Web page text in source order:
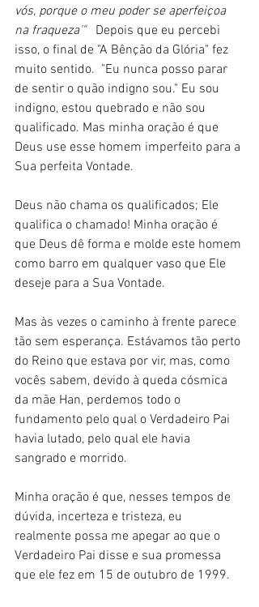
vós, porque o meu poder se aperfeiçoa
na fraqueza'" Depois que eu percebi
isso, o final de "A Bênção da Glória" fez
muito sentido.  "Eu nunca posso parar
de sentir o quão indigno sou." Eu sou
indigno, estou quebrado e não sou
qualificado. Mas minha oração é que
Deus use esse homem imperfeito para a
Sua perfeita Vontade.
Deus não chama os qualificados; Ele
qualifica o chamado! Minha oração é
que Deus dê forma e molde este homem
como barro em qualquer vaso que Ele
deseje para a Sua Vontade.
Mas às vezes o caminho à frente parece
tão sem esperança. Estávamos tão perto
do Reino que estava por vir, mas, como
vocês sabem, devido à queda cósmica
da mãe Han, perdemos todo o
fundamento pelo qual o Verdadeiro Pai
havia lutado, pelo qual ele havia
sangrado e morrido.
Minha oração é que, nesses tempos de
dúvida, incerteza e tristeza, eu
realmente possa me apegar ao que o
Verdadeiro Pai disse e sua promessa
que ele fez em 15 de outubro de 1999.